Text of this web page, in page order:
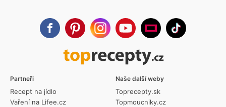
Partneři
Recept na jídlo
Vaření na Lifee.cz
Naše další weby
Toprecepty.sk
Topmoucniky.cz